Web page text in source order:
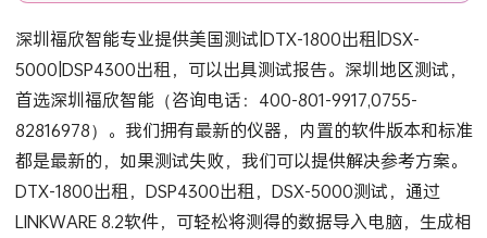
深圳福欣智能专业提供美国测试|DTX-1800出租|DSX-
5000|DSP4300出租，可以出具测试报告。深圳地区测试，
首选深圳福欣智能（咨询电话：400-801-9917,0755-
82816978）。我们拥有最新的仪器，内置的软件版本和标准
都是最新的，如果测试失败，我们可以提供解决参考方案。
DTX-1800出租，DSP4300出租，DSX-5000测试，通过
LINKWARE 8.2软件，可轻松将测得的数据导入电脑，生成相